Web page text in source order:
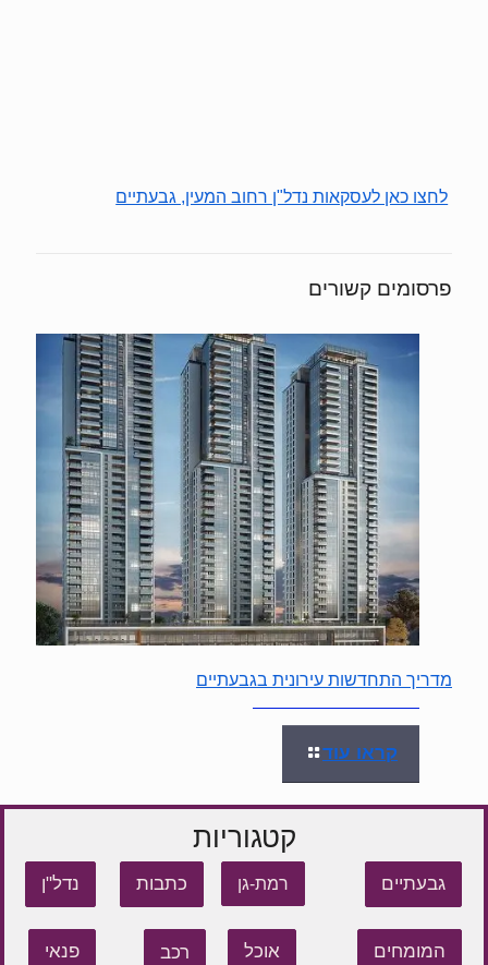
לחצו כאן לעסקאות נדל"ן רחוב המעין, גבעתיים
פרסומים קשורים
מדריך התחדשות עירונית בגבעתיים
קראו עוד
קטגוריות
גבעתיים רמת-גן כתבות נדל"ן
המומחים אוכל רכב פנאי